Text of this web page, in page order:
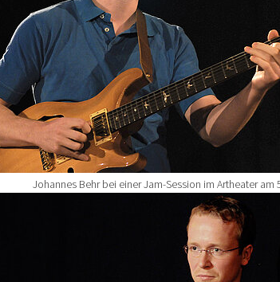
Johannes Behr bei einer Jam-Session im Artheater am